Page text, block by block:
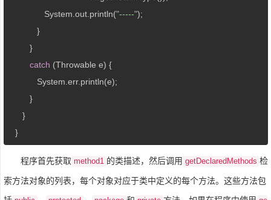
               System.out.println(
"-----");
            }
         }
catch (Throwable e) {
            System.err.println(e);
         }
      }
   }
程序首先获取 method1 的类描述，然后调用 getDeclaredMethods 检
索方法对象的列表，每个对象对应于类中定义的每个方法。这些方法包